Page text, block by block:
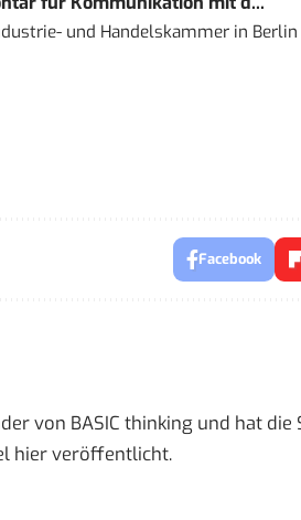
und Handelskammerin Berlin
Facebook
von BASIC thinking und hat
hier veröffentlicht.